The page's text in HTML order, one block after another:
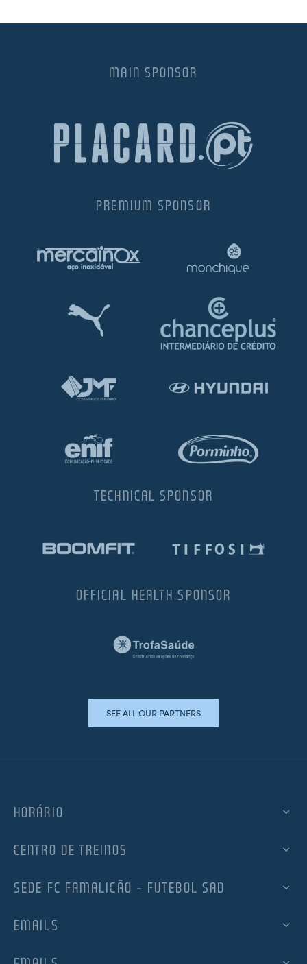
MAIN SPONSOR
PREMIUM SPONSOR
TECHNICAL SPONSOR
OFFICIAL HEALTH SPONSOR
SEE ALL OUR PARTNERS
HORÁRIO
CENTRO DE TREINOS
SEDE FC FAMALICÃO – FUTEBOL SAD
EMAILS